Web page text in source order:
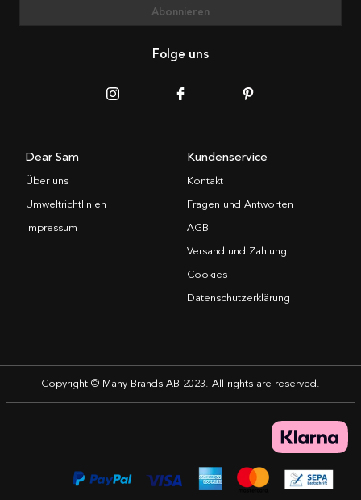
Abonnieren
Folge uns
Dear Sam
Über uns
Umweltrichtlinien
Impressum
Kundenservice
Kontakt
Fragen und Antworten
AGB
Versand und Zahlung
Cookies
Datenschutzerklärung
Copyright © Many Brands AB 2023. All rights are reserved.